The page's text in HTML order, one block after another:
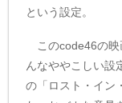
という設定。
このcode46の映
んなややこしい設
の「ロスト・イン